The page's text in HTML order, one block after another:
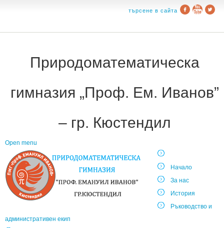
търсене в сайта
Природоматематическа
гимназия „Проф. Ем. Иванов”
– гр. Кюстендил
Open menu
Начало
За нас
История
Ръководство и
административен екип